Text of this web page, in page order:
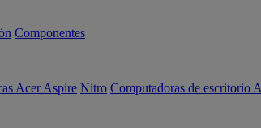
Componentes
Acer Aspire Nitro Computadoras de escritorio